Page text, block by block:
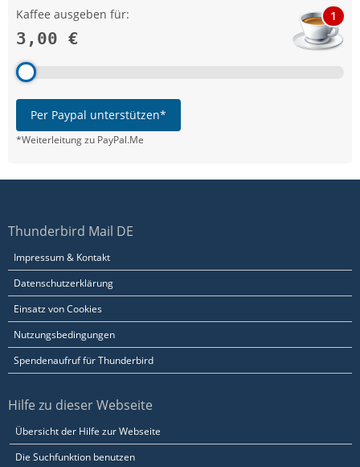
Kaffee ausgeben für:
3,00 €
1
Per Paypal unterstützen*
*Weiterleitung zu PayPal.Me
Thunderbird Mail DE
Impressum & Kontakt
Datenschutzerklärung
Einsatz von Cookies
Nutzungsbedingungen
Spendenaufruf für Thunderbird
Hilfe zu dieser Webseite
Übersicht der Hilfe zur Webseite
Die Suchfunktion benutzen